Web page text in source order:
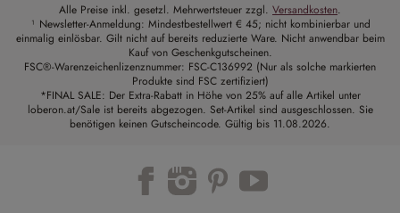
Alle Preise inkl. gesetzl. Mehrwertsteuer zzgl. Versandkosten.
¹ Newsletter-Anmeldung: Mindestbestellwert € 45; nicht kombinierbar und
einmalig einlösbar. Gilt nicht auf bereits reduzierte Ware. Nicht anwendbar beim
Kauf von Geschenkgutscheinen.
FSC®-Warenzeichenlizenznummer: FSC-C136992 (Nur als solche markierten
Produkte sind FSC zertifiziert)
*FINAL SALE: Der Extra-Rabatt in Höhe von 25% auf alle Artikel unter
loberon.at/Sale ist bereits abgezogen. Set-Artikel sind ausgeschlossen. Sie
benötigen keinen Gutscheincode. Gültig bis 11.08.2026.